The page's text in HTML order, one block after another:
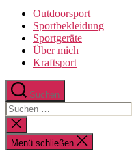
Outdoorsport
Sportbekleidung
Sportgeräte
Über mich
Kraftsport
Suchen
Suche
nach:
Suche
schließen
Menü schließen